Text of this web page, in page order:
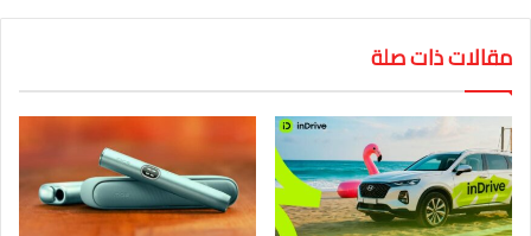
مقالات ذات صلة